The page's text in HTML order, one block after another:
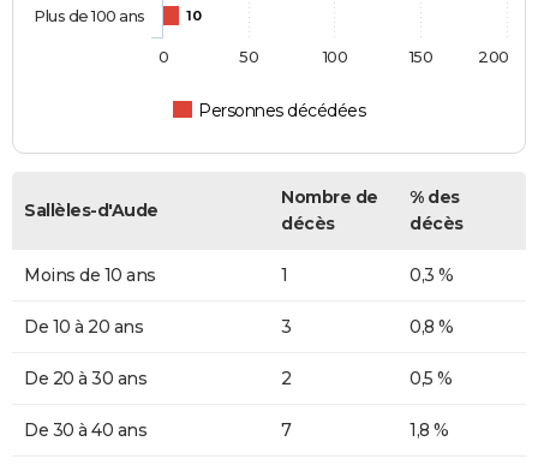
10
Personnes décédées
Plus de 100 ans
0 50 100 150 200
Sallèles-d'Aude
Nombre de
décès
% des
décès
Moins de 10 ans 1 0,3 %
De 10 à 20 ans 3 0,8 %
De 20 à 30 ans 2 0,5 %
De 30 à 40 ans 7 1,8 %